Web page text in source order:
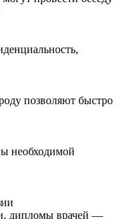
позволяют быстро
необходимой
дипломы врачей —